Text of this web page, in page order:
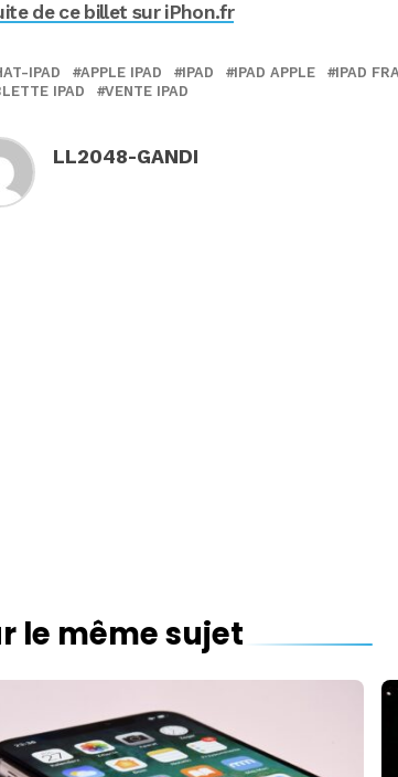
de ce billet sur iPhon.fr
IPAD APPLE IPAD IPAD IPAD APPLE IPAD
IPAD
VENTE IPAD
LL2048-GANDI
le même sujet